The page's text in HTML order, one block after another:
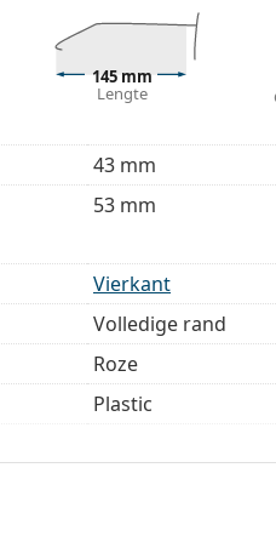
Lees de instructies
145 mm
Lengte
43 mm
53 mm
Vierkant
Volledige rand
Roze
Plastic